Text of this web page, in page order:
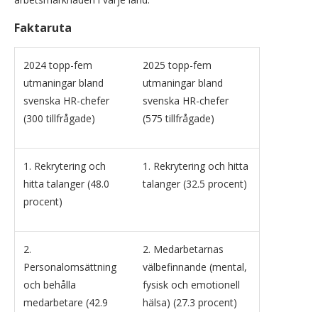
Faktaruta
2024 topp-fem
utmaningar bland
svenska HR-chefer
(300 tillfrågade)
2025 topp-fem
utmaningar bland
svenska HR-chefer
(575 tillfrågade)
1. Rekrytering och
hitta talanger (48.0
procent)
1. Rekrytering och hitta
talanger (32.5 procent)
2.
Personalomsättning
och behålla
medarbetare (42.9
2. Medarbetarnas
välbefinnande (mental,
fysisk och emotionell
hälsa) (27.3 procent)